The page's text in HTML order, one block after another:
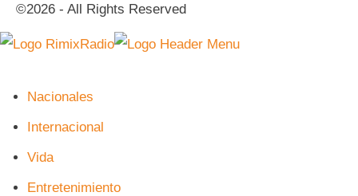
©2026 - All Rights Reserved
Nacionales
Internacional
Vida
Entretenimiento